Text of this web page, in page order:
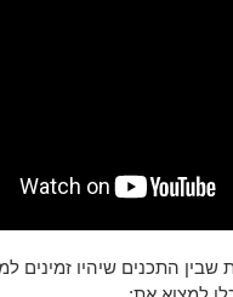
שבין התכנים שיהיו זמינים